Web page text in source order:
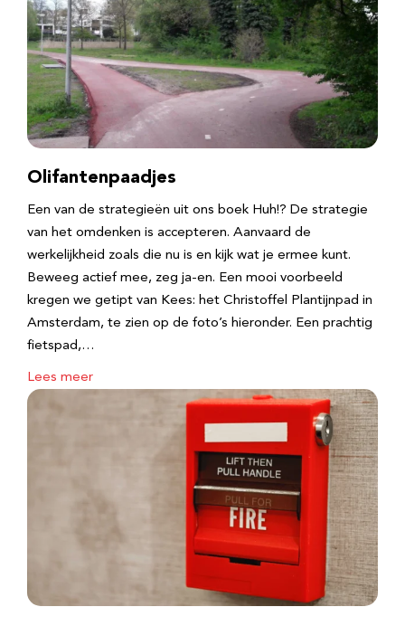
Olifantenpaadjes
Een van de strategieën uit ons boek Huh!? De strategie
van het omdenken is accepteren. Aanvaard de
werkelijkheid zoals die nu is en kijk wat je ermee kunt.
Beweeg actief mee, zeg ja-en. Een mooi voorbeeld
kregen we getipt van Kees: het Christoffel Plantijnpad in
Amsterdam, te zien op de foto’s hieronder. Een prachtig
fietspad,…
Lees meer